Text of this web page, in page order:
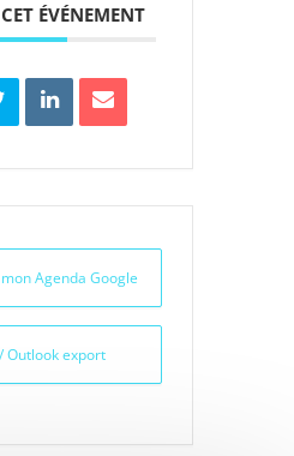
ÉVÉNEMENT
Agenda Google
Outlook export